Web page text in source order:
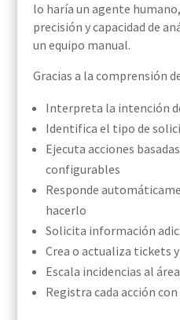
lo haría un agente
precisión y capacidad de
un equipo manual.
Gracias a la comprensión
Interpreta la intención
Identifica el tipo de
Ejecuta acciones
configurables
Responde
hacerlo
Solicita información
Crea o actualiza tickets
Escala incidencias al
Registra cada acción